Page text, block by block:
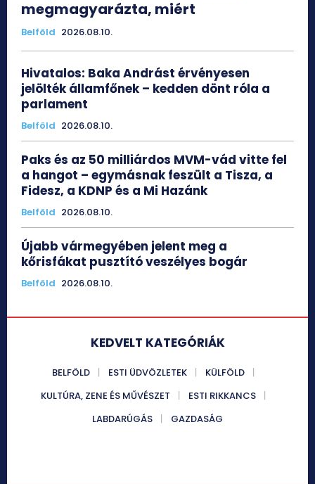
megmagyarázta, miért
Belföld 2026.08.10.
Hivatalos: Baka Andrást érvényesen
jelölték államfőnek – kedden dönt róla a
parlament
Belföld 2026.08.10.
Paks és az 50 milliárdos MVM-vád vitte fel
a hangot – egymásnak feszült a Tisza, a
Fidesz, a KDNP és a Mi Hazánk
Belföld 2026.08.10.
Újabb vármegyében jelent meg a
kőrisfákat pusztító veszélyes bogár
Belföld 2026.08.10.
KEDVELT KATEGÓRIÁK
BELFÖLD ESTI ÜDVÖZLETEK
KÜLFÖLD
KULTÚRA, ZENE ÉS MŰVÉSZET
ESTI RIKKANCS
LABDARÚGÁS
GAZDASÁG